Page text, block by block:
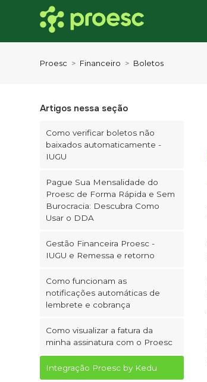
Proesc Financeiro Boletos
Artigos nessa seção
Como verificar boletos não
baixados automaticamente -
IUGU
Pague Sua Mensalidade do
Proesc de Forma Rápida e Sem
Burocracia: Descubra Como
Usar o DDA
Gestão Financeira Proesc -
IUGU e Remessa e retorno
Como funcionam as
notificações automáticas de
lembrete e cobrança
Como visualizar a fatura da
minha assinatura com o Proesc
Integração Proesc by Kedu